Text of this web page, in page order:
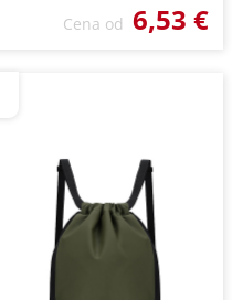
Cena od 6,53 €